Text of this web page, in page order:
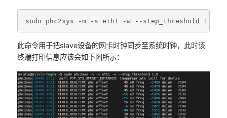
sudo phc2sys -m - s eth1 -w -- step_threshold 1.0
此命令用于把slave设备的网卡时钟同步至系统时钟，此时该
终端打印信息应该会如下图所示：